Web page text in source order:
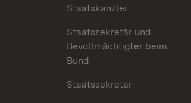
Staatskanzlei
Staatssekretär und
Bevollmächtigter beim
Bund
Staatssekretär